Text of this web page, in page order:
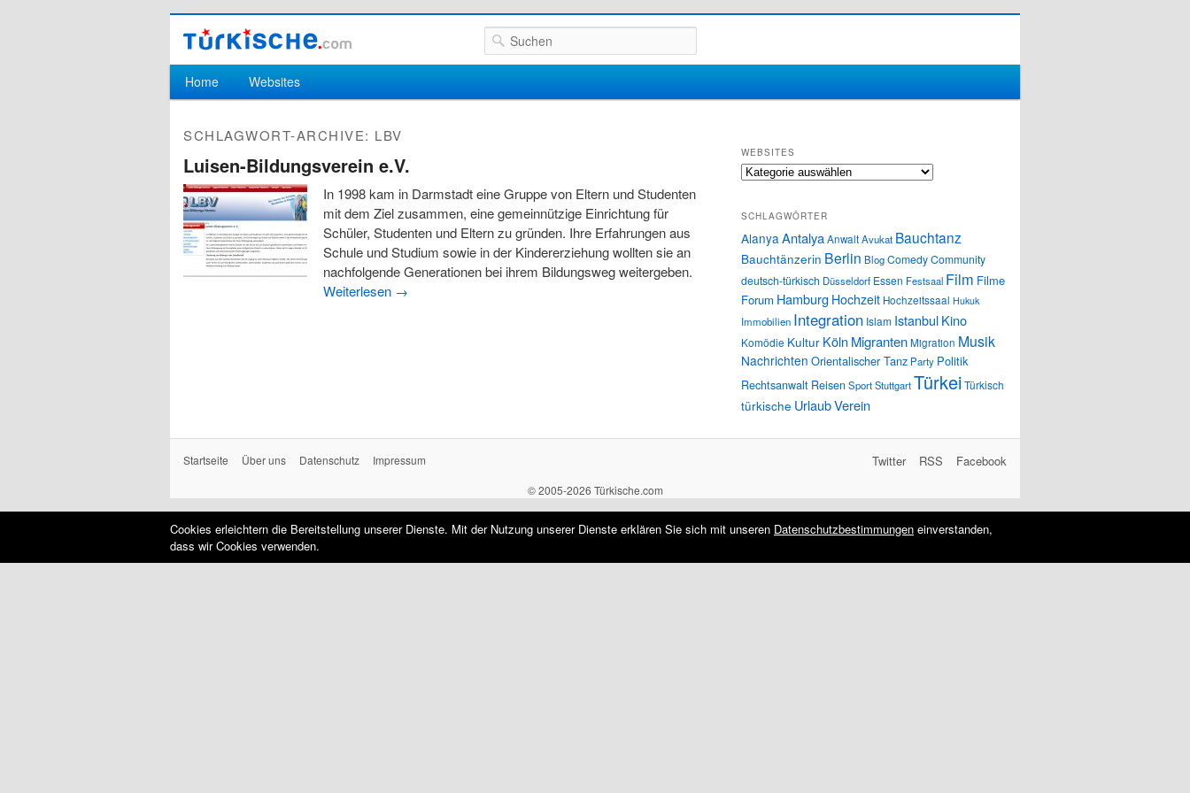
Suchen
Hauptmenü
Zum Inhalt wechseln
Zum sekundären Inhalt wechseln
Home Websites
SCHLAGWORT-ARCHIVE: LBV
Luisen-Bildungsverein e.V.
In 1998 kam in Darmstadt eine Gruppe von Eltern und Studenten
mit dem Ziel zusammen, eine gemeinnützige Einrichtung für
Schüler, Studenten und Eltern zu gründen. Ihre Erfahrungen aus
Schule und Studium sowie in der Kindererziehung wollten sie an
nachfolgende Generationen bei ihrem Bildungsweg weitergeben.
Weiterlesen →
WEBSITES
Websites
SCHLAGWÖRTER
Alanya AntalyaAnwaltAvukat Bauchtanz
Bauchtänzerin Berlin BlogComedyCommunity
deutsch-türkisch Düsseldorf Essen Festsaal Film Filme
Forum Hamburg Hochzeit Hochzeitssaal Hukuk
Immobilien Integration Islam IstanbulKino
Komödie Kultur Köln MigrantenMigration Musik
Nachrichten Orientalischer Tanz Party Politik
Rechtsanwalt ReisenSportStuttgartTürkeiTürkisch
türkische UrlaubVerein
Startseite Über uns Datenschutz Impressum Facebook
RSS
Twitter
© 2005-2026 Türkische.com
Cookies erleichtern die Bereitstellung unserer Dienste. Mit der Nutzung unserer Dienste erklären Sie sich mit unseren Datenschutzbestimmungen einverstanden,
dass wir Cookies verwenden.